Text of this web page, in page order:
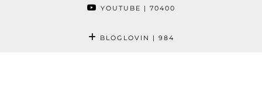
YOUTUBE | 70400
BLOGLOVIN | 984